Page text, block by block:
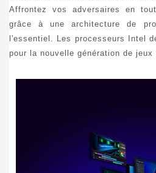
Affrontez vos adversaires en
grâce à une architecture de
l'essentiel. Les processeurs Intel
pour la nouvelle génération de jeux